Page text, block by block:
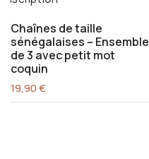
Chaînes de taille
sénégalaises – Ensemble
de 3 avec petit mot
coquin
19,90€